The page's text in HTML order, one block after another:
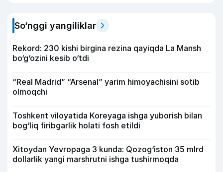
So‘nggi yangiliklar
Rekord: 230 kishi birgina rezina qayiqda La Mansh
bo‘g‘ozini kesib o‘tdi
“Real Madrid” “Arsenal” yarim himoyachisini sotib
olmoqchi
Toshkent viloyatida Koreyaga ishga yuborish bilan
bog‘liq firibgarlik holati fosh etildi
Xitoydan Yevropaga 3 kunda: Qozog‘iston 35 mlrd
dollarlik yangi marshrutni ishga tushirmoqda